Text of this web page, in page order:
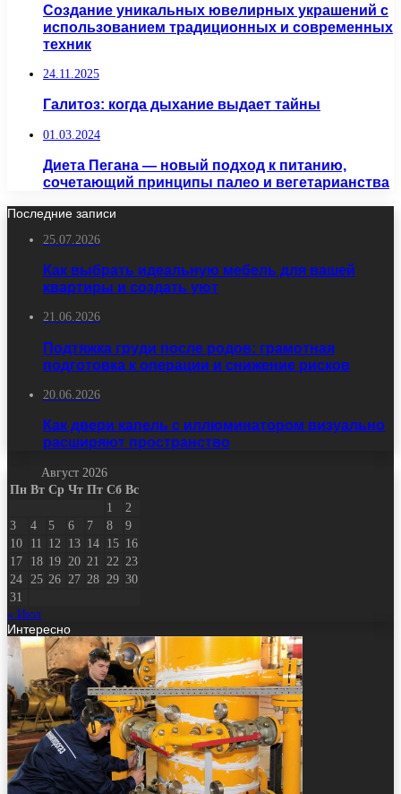
Создание уникальных ювелирных украшений с
использованием традиционных и современных
техник
24.11.2025
Галитоз: когда дыхание выдает тайны
01.03.2024
Диета Пегана — новый подход к питанию,
сочетающий принципы палео и вегетарианства
Последние записи
25.07.2026
Как выбрать идеальную мебель для вашей
квартиры и создать уют
21.06.2026
Подтяжка груди после родов: грамотная
подготовка к операции и снижение рисков
20.06.2026
Как двери капель с иллюминатором визуально
расширяют пространство
Август 2026
Пн Вт Ср Чт Пт Сб Вс
1
2
3
4 5 6 7 8
9
10
11 12 13 14 15 16
17
18 19 20 21 22 23
24
25 26 27 28 29 30
31
« Июл
Интересно